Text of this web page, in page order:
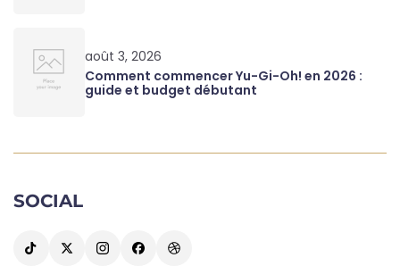
août 3, 2026
Comment commencer Yu-Gi-Oh! en 2026 :
guide et budget débutant
SOCIAL